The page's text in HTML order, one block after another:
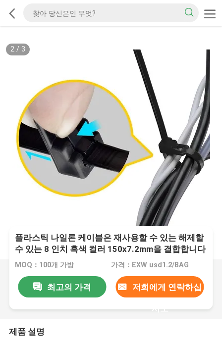
2/ 3
플라스틱 나일론 케이블은 재사용할 수 있는 해제할
수 있는 8 인치 흑색 컬러 150x7.2mm을 결합합니다
MOQ：100개 가방 가격：EXW usd1.2/BAG
최고의 가격 저희에게 연락하십
시오
제품 설명